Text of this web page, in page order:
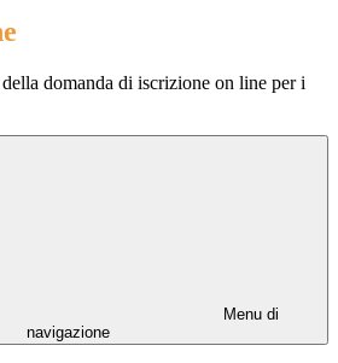
domanda di iscrizione on line per i
Menu di
navigazione